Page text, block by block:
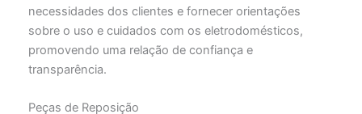
necessidades dos clientes e fornecer orientações
sobre o uso e cuidados com os eletrodomésticos,
promovendo uma relação de confiança e
transparência.
Peças de Reposição